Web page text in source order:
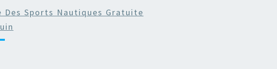
Des Sports Nautiques Gratuite